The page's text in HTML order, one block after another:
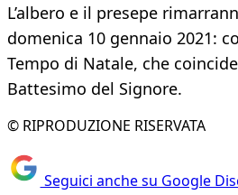
L’albero e il presepe
domenica 10 gennaio 2021:
Tempo di Natale, che
Battesimo del Signore.
© RIPRODUZIONE RISERVATA
Seguici anche su Google